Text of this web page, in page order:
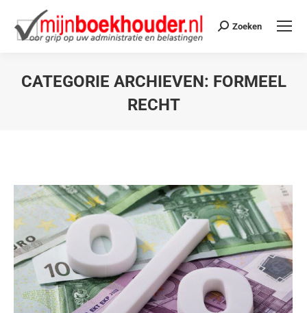
Zoeken
CATEGORIE ARCHIEVEN: FORMEEL
RECHT